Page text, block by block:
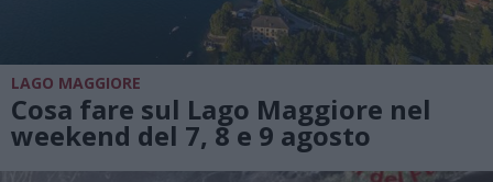
LAGO MAGGIORE
Cosa fare sul Lago Maggiore nel
weekend del 7, 8 e 9 agosto